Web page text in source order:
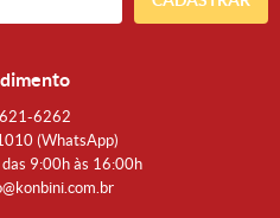
6262
(WhatsApp)
das 9:00h às 16:00h